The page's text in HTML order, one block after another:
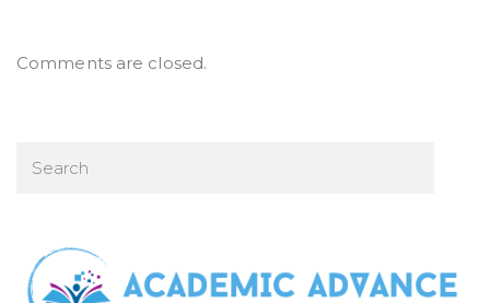
Comments are closed.